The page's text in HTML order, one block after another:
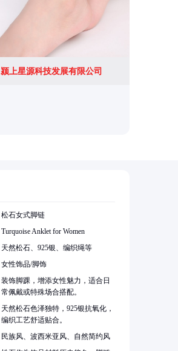
颍上星源科技发展有限公司
松石女式脚链
Turquoise Anklet for Women
天然松石、925银、编织绳等
女性饰品/脚饰
装饰脚踝，增添女性魅力，适合日
常佩戴或特殊场合搭配。
天然松石色泽独特，925银抗氧化，
编织工艺舒适贴合。
民族风、波西米亚风、自然简约风